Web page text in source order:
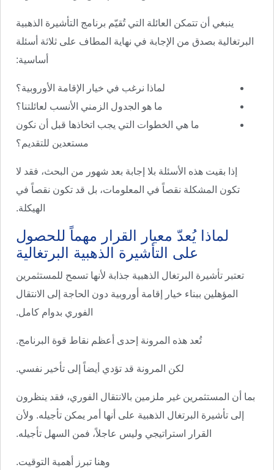
ينبغي أن تتمكن العائلة التي تُقيّم برنامج التأشيرة الذهبية
البرتغالية بصدق من الإجابة في نهاية المطاف على ثلاثة أسئلة
أساسية:
لماذا نرغب في خيار الإقامة الأوروبية؟
ما هو الجدول الزمني الأنسب لعائلتنا؟
ما هي الخطوات التي يجب اتخاذها قبل أن نكون
مستعدين للتقديم؟
إذا بقيت هذه الأسئلة بلا إجابة بعد شهور من البحث، فقد لا
تكون المشكلة نقصاً في المعلومات، بل قد تكون نقصاً في
الهيكلة.
لماذا يُعدّ معيار القرار مهماً للحصول
على التأشيرة الذهبية البرتغالية
تعتبر تأشيرة البرتغال الذهبية جذابة لأنها تسمح للمستثمرين
المؤهلين ببناء خيار إقامة أوروبية دون الحاجة إلى الانتقال
الفوري بدوام كامل.
تُعد هذه المرونة إحدى أعظم نقاط قوة البرنامج.
لكن المرونة قد تؤدي أيضاً إلى تأخير نفسي.
بما أن المستثمرين غير ملزمين بالانتقال الفوري، فقد ينظرون
إلى تأشيرة البرتغال الذهبية على أنها أمر يمكن تأجيله. ولأن
القرار استراتيجي وليس عاجلاً، فمن السهل تأجيله.
وهنا تبرز أهمية التوقيت.